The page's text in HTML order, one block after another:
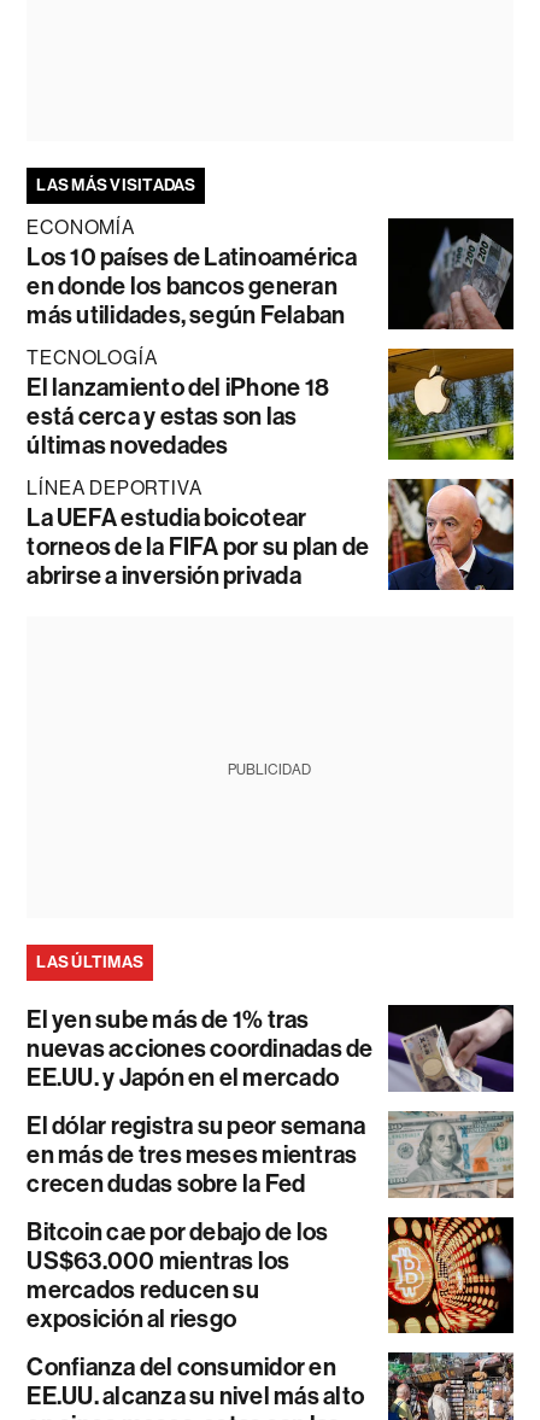
LAS MÁS VISITADAS
ECONOMÍA
Los 10 países de Latinoamérica
en donde los bancos generan
más utilidades, según Felaban
TECNOLOGÍA
El lanzamiento del iPhone 18
está cerca y estas son las
últimas novedades
LÍNEA DEPORTIVA
La UEFA estudia boicotear
torneos de la FIFA por su plan de
abrirse a inversión privada
PUBLICIDAD
LAS ÚLTIMAS
El yen sube más de 1% tras
nuevas acciones coordinadas de
EE.UU. y Japón en el mercado
El dólar registra su peor semana
en más de tres meses mientras
crecen dudas sobre la Fed
Bitcoin cae por debajo de los
US$63.000 mientras los
mercados reducen su
exposición al riesgo
Confianza del consumidor en
EE.UU. alcanza su nivel más alto